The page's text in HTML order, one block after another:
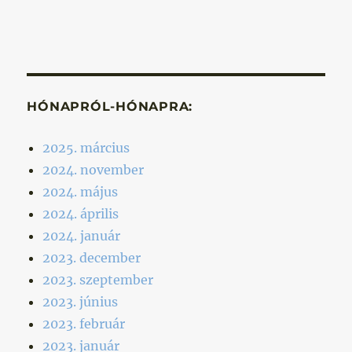
HÓNAPRÓL-HÓNAPRA:
2025. március
2024. november
2024. május
2024. április
2024. január
2023. december
2023. szeptember
2023. június
2023. február
2023. január